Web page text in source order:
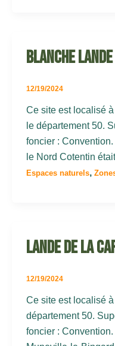
Blanche lande
12/19/2024
Ce site est localisé
le département 50.
foncier :
le Nord Cotentin
Espaces naturels,
Lande de la
12/19/2024
Ce site est localisé
département 50.
foncier :